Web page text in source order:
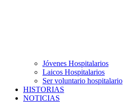
Jóvenes Hospitalarios
Laicos Hospitalarios
Ser voluntario hospitalario
HISTORIAS
NOTICIAS